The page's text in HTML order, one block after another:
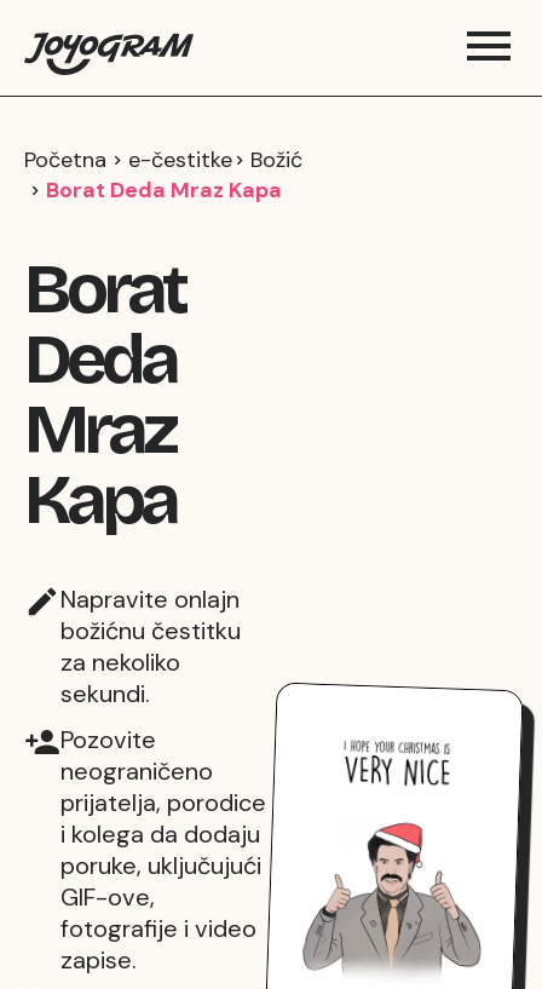
Početna e-čestitke
Božić
Borat Deda Mraz Kapa
Borat
Deda
Mraz
Kapa
Napravite onlajn
božićnu čestitku
za nekoliko
sekundi.
Pozovite
neograničeno
prijatelja, porodice
i kolega da dodaju
poruke, uključujući
GIF-ove,
fotografije i video
zapise.